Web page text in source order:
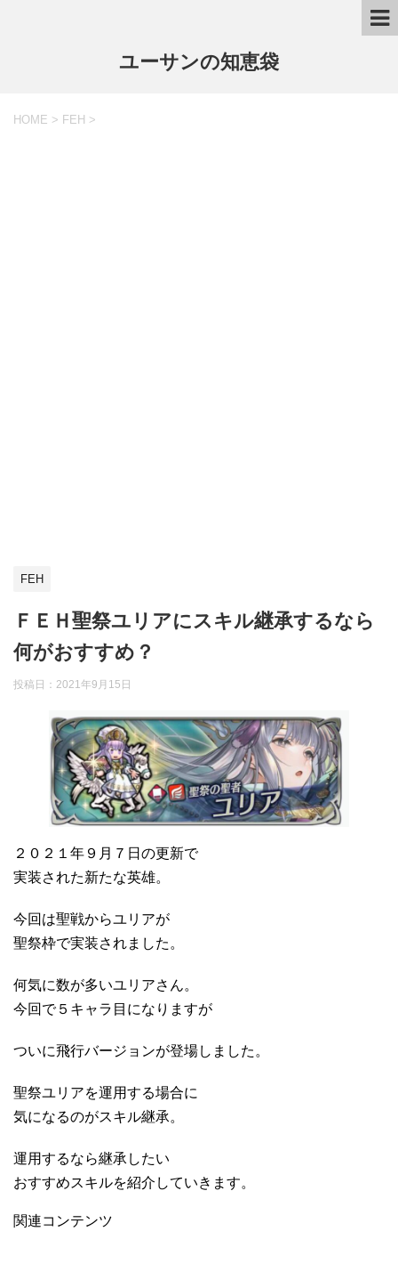
ユーサンの知恵袋
HOME > FEH >
FEH
ＦＥＨ聖祭ユリアにスキル継承するなら
何がおすすめ？
投稿日： 2021年9月15日
２０２１年９月７日の更新で
実装された新たな英雄。
今回は聖戦からユリアが
聖祭枠で実装されました。
何気に数が多いユリアさん。
今回で５キャラ目になりますが
ついに飛行バージョンが登場しました。
聖祭ユリアを運用する場合に
気になるのがスキル継承。
運用するなら継承したい
おすすめスキルを紹介していきます。
関連コンテンツ